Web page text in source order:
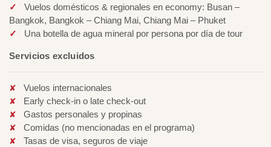
Vuelos domésticos & regionales en economy: Busan –
Bangkok, Bangkok – Chiang Mai, Chiang Mai – Phuket
Una botella de agua mineral por persona por día de tour
Servicios excluidos
Vuelos internacionales
Early check-in o late check-out
Gastos personales y propinas
Comidas (no mencionadas en el programa)
Tasas de visa, seguros de viaje